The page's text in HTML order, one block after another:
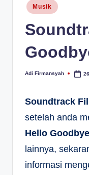
Posted
in
Musik
Posted
Adi Firmansyah
Soundtrack
setelah anda
Hello Goodbye
lainnya,
informasi